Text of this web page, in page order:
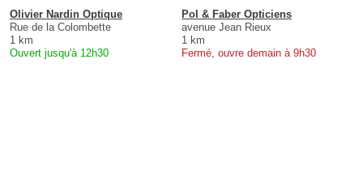
Olivier Nardin Optique
Rue de la Colombette
1 km
Ouvert jusqu'à 12h30
Pol & Faber Opticiens
avenue Jean Rieux
1 km
Fermé, ouvre demain à 9h30